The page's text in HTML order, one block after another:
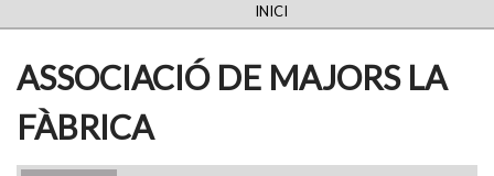
FIL
D'ARIADNA
INICI
ASSOCIACIÓ DE MAJORS LA
FÀBRICA